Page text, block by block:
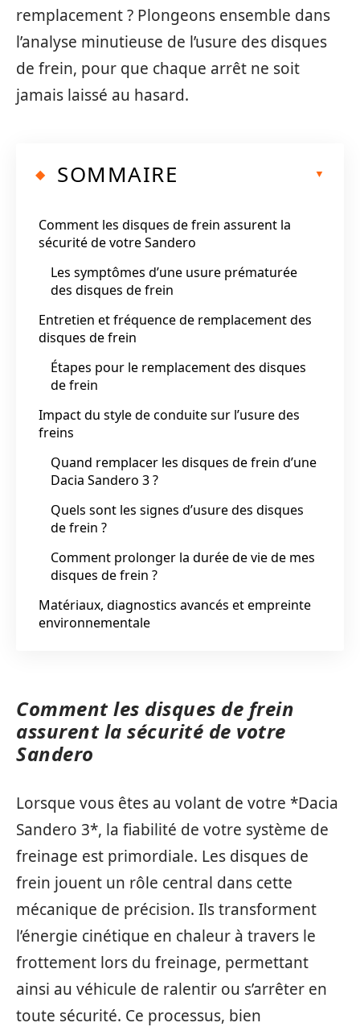
remplacement ? Plongeons ensemble dans
l’analyse minutieuse de l’usure des disques
de frein, pour que chaque arrêt ne soit
jamais laissé au hasard.
SOMMAIRE
Comment les disques de frein assurent la
sécurité de votre Sandero
Les symptômes d’une usure prématurée
des disques de frein
Entretien et fréquence de remplacement des
disques de frein
Étapes pour le remplacement des disques
de frein
Impact du style de conduite sur l’usure des
freins
Quand remplacer les disques de frein d’une
Dacia Sandero 3 ?
Quels sont les signes d’usure des disques
de frein ?
Comment prolonger la durée de vie de mes
disques de frein ?
Matériaux, diagnostics avancés et empreinte
environnementale
Comment les disques de frein
assurent la sécurité de votre
Sandero
Lorsque vous êtes au volant de votre *Dacia
Sandero 3*, la fiabilité de votre système de
freinage est primordiale. Les disques de
frein jouent un rôle central dans cette
mécanique de précision. Ils transforment
l’énergie cinétique en chaleur à travers le
frottement lors du freinage, permettant
ainsi au véhicule de ralentir ou s’arrêter en
toute sécurité. Ce processus, bien